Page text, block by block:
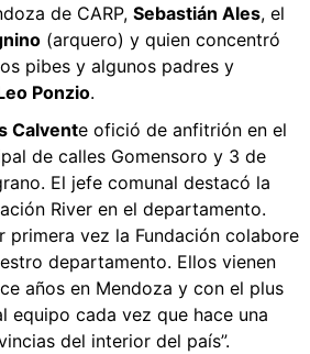
de CARP, Sebastián Ales, el
(arquero) y quien concentró
pibes y algunos padres y
Ponzio.
Calvente ofició de anfitrión en el
de calles Gomensoro y 3 de
El jefe comunal destacó la
River en el departamento.
primera vez la Fundación colabore
departamento. Ellos vienen
años en Mendoza y con el plus
equipo cada vez que hace una
del interior del país”.